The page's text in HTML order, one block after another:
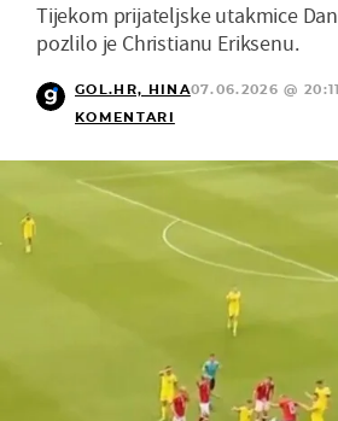
Tijekom prijateljske utakmice
pozlilo je Christianu Eriksenu.
GOL.HR, HINA07.06.2026 @ 20:11
KOMENTARI